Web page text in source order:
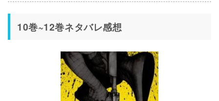
10巻~12巻ネタバレ感想